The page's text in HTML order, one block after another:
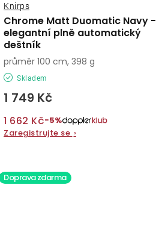
Chrome Matt Duomatic Navy -
elegantní plně automatický
deštník
Knirps
Skladem
1 749 Kč
1 662 Kč−5%
Zaregistrujte se ›
průměr 100 cm, 398 g
Doprava zdarma